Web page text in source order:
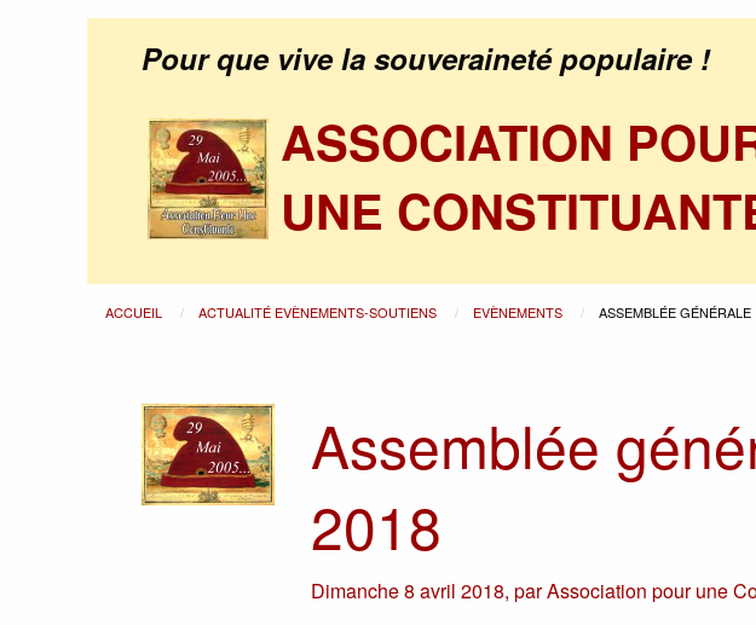
Pour que vive la souveraineté populaire !
ASSOCIATION
UNE
ACCUEIL ACTUALITÉ EVÈNEMENTS-SOUTIENS EVÈNEMENTS ASSEMBLÉE GÉNÉRALE
Assemblée
2018
Dimanche 8 avril 2018,parAssociation pour une